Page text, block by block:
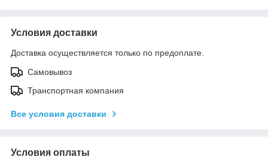
Условия доставки
Доставка осуществляется только по предоплате.
Самовывоз
Транспортная компания
Все условия доставки
Условия оплаты